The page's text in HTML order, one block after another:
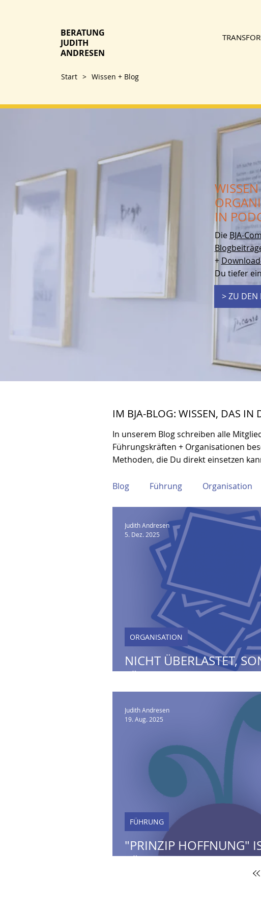
BERATUNG
JUDITH
ANDRESEN
Start > Wissen + Blog
IN
Die BJA-
+
Du tiefer
> ZU DEN
IM BJA-BLOG: WISSEN, DAS IN
In unserem Blog schreiben alle
Führungskräften + Organisationen
Methoden, die Du direkt einsetzen
Blog Führung Organisation
NICHT ÜBERLASTET,
"ÜBERBLOCKIERT"
ORGANISATION
Judith Andresen
5. Dez. 2025
"PRINZIP HOFFNUNG"
FÜHRUNGSSTRATEGIE!
FÜHRUNG
Judith Andresen
19. Aug. 2025